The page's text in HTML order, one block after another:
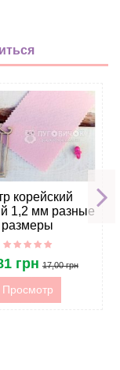
корейский
1,2 мм разные
размеры
грн 17,00 грн
Просмотр